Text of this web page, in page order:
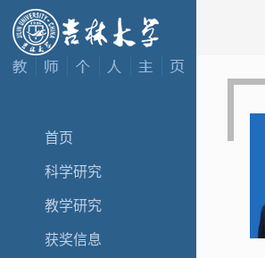
首页
科学研究
教学研究
获奖信息